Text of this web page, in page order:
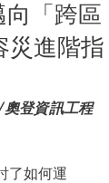
「跨區
災進階指
奧登資訊工程
了如何運